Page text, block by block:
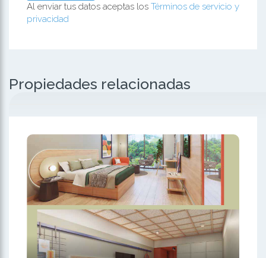
Al enviar tus datos aceptas los Términos de servicio y
privacidad
Propiedades relacionadas